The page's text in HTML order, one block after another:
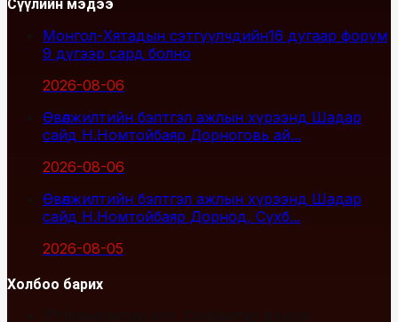
Сүүлийн мэдээ
Монгол-Хятадын сэтгүүлчдийн16 дугаар форум
9 дүгээр сард болно
2026-08-06
Өвөлжилтийн бэлтгэл ажлын хүрээнд Шадар
сайд Н.Номтойбаяр Дорноговь ай...
2026-08-06
Өвөлжилтийн бэлтгэл ажлын хүрээнд Шадар
сайд Н.Номтойбаяр Дорнод, Сүхб...
2026-08-05
Холбоо барих